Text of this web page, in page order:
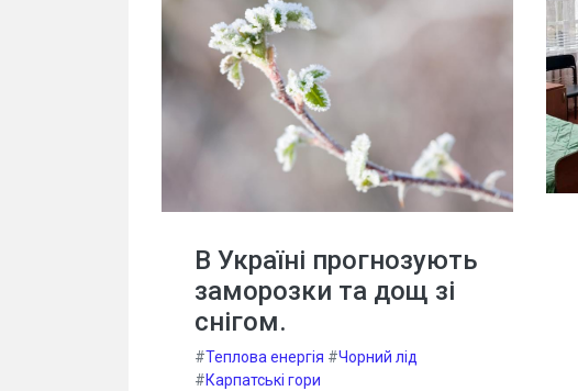
В Україні прогнозують
заморозки та дощ зі
снігом.
#Теплова енергія #Чорний лід
#Карпатські гори